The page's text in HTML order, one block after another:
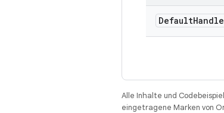
Default
Alle Inhalte und
eingetragene Marken von